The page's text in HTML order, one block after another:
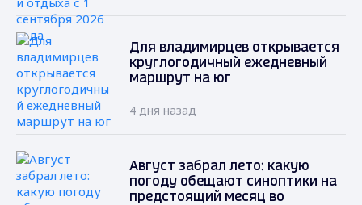
Для владимирцев открывается
круглогодичный ежедневный
маршрут на юг
4 дня назад
Август забрал лето: какую
погоду обещают синоптики на
предстоящий месяц во